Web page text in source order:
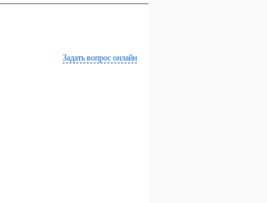
Задать вопрос онлайн